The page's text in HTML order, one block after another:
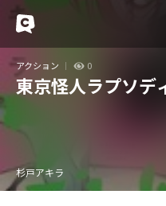
アクション 0
東京怪人ラプソデ
杉戸アキラ